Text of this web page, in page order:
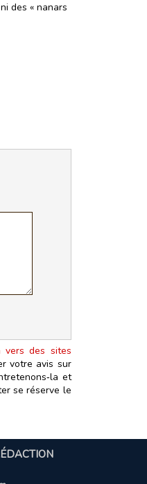
des « nanars
vers des sites
votre avis sur
et
se réserve le